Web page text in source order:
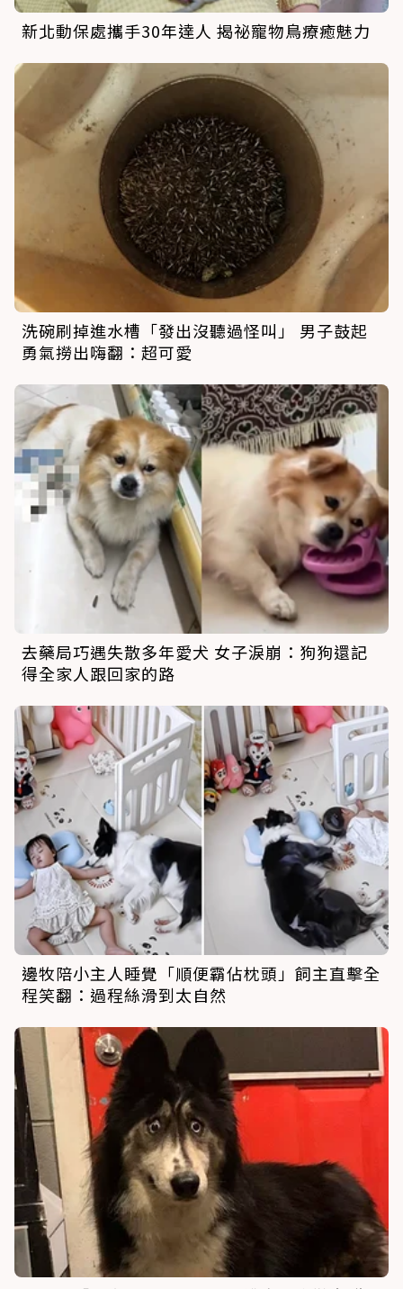
新北動保處攜手30年達人 揭祕寵物鳥療癒魅力
洗碗刷掉進水槽「發出沒聽過怪叫」 男子鼓起
勇氣撈出嗨翻：超可愛
去藥局巧遇失散多年愛犬 女子淚崩：狗狗還記
得全家人跟回家的路
邊牧陪小主人睡覺「順便霸佔枕頭」飼主直擊全
程笑翻：過程絲滑到太自然